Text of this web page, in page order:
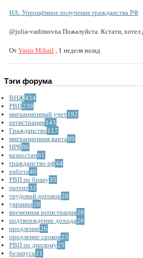
НА: Упрощённое получение гражданства РФ
@julia-vadimovna Пожалуйста. Кстати, хотел
От Vasin Mihail 1 неделя назад
Тэги форума
ВНЖ434
РВП239
миграционный учет192
регистрация143
Гражданство 117
миграционная карта89
НРЯ86
казахстан61
гражданство рф44
работа40
РВП по браку35
патент32
трудовой договор28
украина28
временная регистрация28
подтверждение дохода26
продление26
продление сроков25
РВП по диплому25
беларусь21